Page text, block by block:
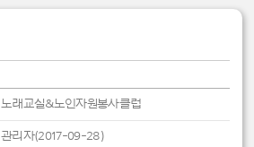
노래교실&노인자원봉사클럽
관리자(2017-09-28)